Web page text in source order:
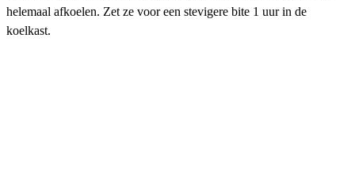
helemaal afkoelen. Zet ze voor een stevigere bite 1 uur in de
koelkast.